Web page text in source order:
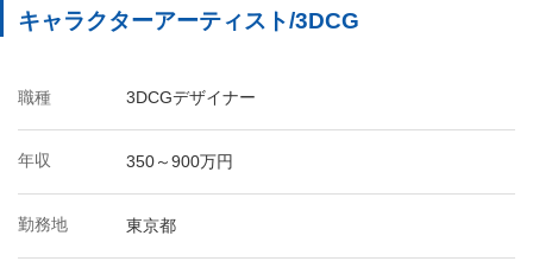
キャラクターアーティスト/3DCG
職種 3DCGデザイナー
年収 350～900万円
勤務地 東京都